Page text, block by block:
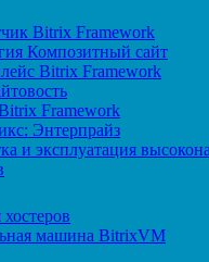
Bitrix Framework
Композитный сайт
Bitrix Framework
Framework
Энтерпрайз
и эксплуатация
машина BitrixVM